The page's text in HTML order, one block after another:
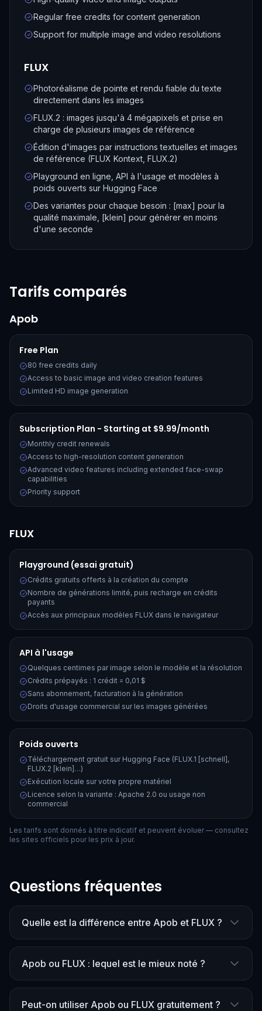
Regular free credits for content generation
Support for multiple image and video resolutions
FLUX
Photoréalisme de pointe et rendu fiable du texte
directement dans les images
FLUX.2 : images jusqu'à 4 mégapixels et prise en
charge de plusieurs images de référence
Édition d'images par instructions textuelles et images
de référence (FLUX Kontext, FLUX.2)
Playground en ligne, API à l'usage et modèles à
poids ouverts sur Hugging Face
Des variantes pour chaque besoin : [max] pour la
qualité maximale, [klein] pour générer en moins
d'une seconde
Tarifs comparés
Apob
Free Plan
80 free credits daily
Access to basic image and video creation features
Limited HD image generation
Subscription Plan - Starting at $9.99/month
Monthly credit renewals
Access to high-resolution content generation
Advanced video features including extended face-swap
capabilities
Priority support
FLUX
Playground (essai gratuit)
Crédits gratuits offerts à la création du compte
Nombre de générations limité, puis recharge en crédits
payants
Accès aux principaux modèles FLUX dans le navigateur
API à l'usage
Quelques centimes par image selon le modèle et la résolution
Crédits prépayés : 1 crédit = 0,01 $
Sans abonnement, facturation à la génération
Droits d'usage commercial sur les images générées
Poids ouverts
Téléchargement gratuit sur Hugging Face (FLUX.1 [schnell],
FLUX.2 [klein]…)
Exécution locale sur votre propre matériel
Licence selon la variante : Apache 2.0 ou usage non
commercial
Les tarifs sont donnés à titre indicatif et peuvent évoluer — consultez
les sites officiels pour les prix à jour.
Questions fréquentes
Quelle est la différence entre Apob et FLUX ?
Apob ou FLUX : lequel est le mieux noté ?
Peut-on utiliser Apob ou FLUX gratuitement ?